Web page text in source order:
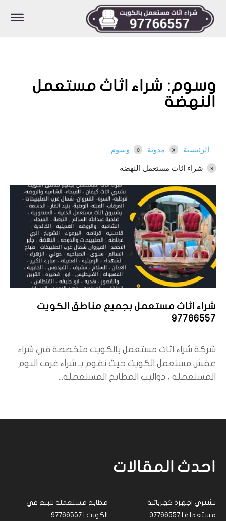
وسوم: شراء اثاث مستعمل
النهضة
الرئيسية مدونة
وسوم
شراء اثاث مستعمل النهضة
شراء اثاث مستعمل بجميع مناطق الكويت
97766557
شركة شراء اثاث مستعمل بالكويت متخصصة في شراء
عفش مستعمل الكويت حيث نقوم بـ شراء غرف النوم
المستعملة ، دواليب المطابخ المستعملة...
احدث المقالات
نشتري اجهزة كهربائية
مستعملة | 97766557
مطابخ مستعملة للبيع في
الكويت | 97766557